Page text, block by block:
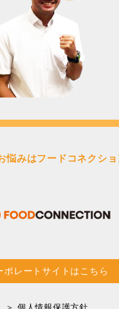
悩みはフードコネクシ
ポレートサイトはこちら
＞ 個人情報保護方針